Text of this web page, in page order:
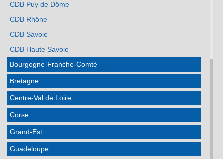
CDB Puy de Dôme
CDB Rhône
CDB Savoie
CDB Haute Savoie
Bourgogne-Franche-Comté
Bretagne
Centre-Val de Loire
Corse
Grand-Est
Guadeloupe